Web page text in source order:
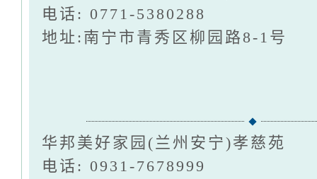
电话: 0771-5380288
地址:南宁市青秀区柳园路8-1号
华邦美好家园(兰州安宁)孝慈苑
电话: 0931-7678999